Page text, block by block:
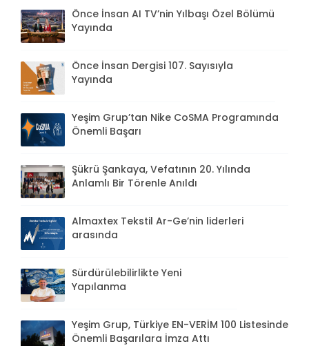
Önce İnsan AI TV’nin Yılbaşı Özel Bölümü
Yayında
Önce İnsan Dergisi 107. Sayısıyla
Yayında
Yeşim Grup’tan Nike CoSMA Programında
Önemli Başarı
Şükrü Şankaya, Vefatının 20. Yılında
Anlamlı Bir Törenle Anıldı
Almaxtex Tekstil Ar-Ge’nin liderleri
arasında
Sürdürülebilirlikte Yeni
Yapılanma
Yeşim Grup, Türkiye EN-VERİM 100 Listesinde
Önemli Başarılara İmza Attı